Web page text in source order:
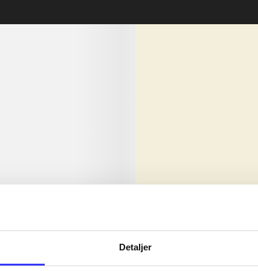
Detaljer
sit amet ...
sit amet ...